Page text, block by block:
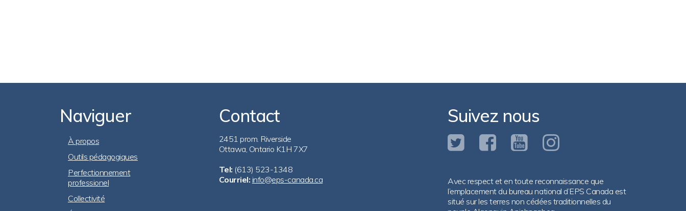
Naviguer
Footer
Navigation
À propos
Outils pédagogiques
Perfectionnement
professionel
Collectivité
Contact
2451 prom. Riverside
Ottawa, Ontario K1H 7X7
Tel: (613) 523-1348
Courriel: info@eps-canada.ca
Suivez nous
Avec respect et en toute reconnaissance que
l’emplacement du bureau national d’EPS Canada est
situé sur les terres non cédées traditionnelles du